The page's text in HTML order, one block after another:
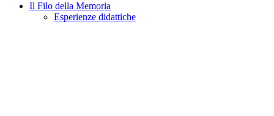
Il Filo della Memoria
Esperienze didattiche